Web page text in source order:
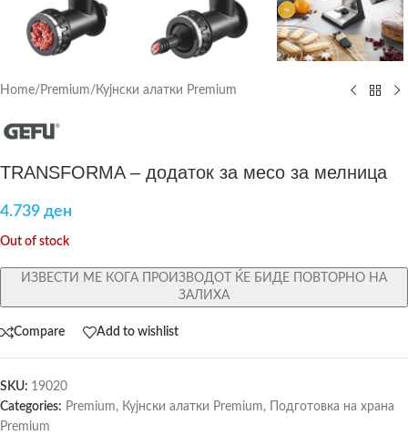
Home/ Premium/ Кујнски алатки Premium
TRANSFORMA – додаток за месо за мелница
4.739 ден
Out of stock
ИЗВЕСТИ МЕ КОГА ПРОИЗВОДОТ ЌЕ БИДЕ ПОВТОРНО НА
ЗАЛИХА
Compare Add to wishlist
SKU: 19020
Categories: Premium, Кујнски алатки Premium,
Подготовка на храна
Premium